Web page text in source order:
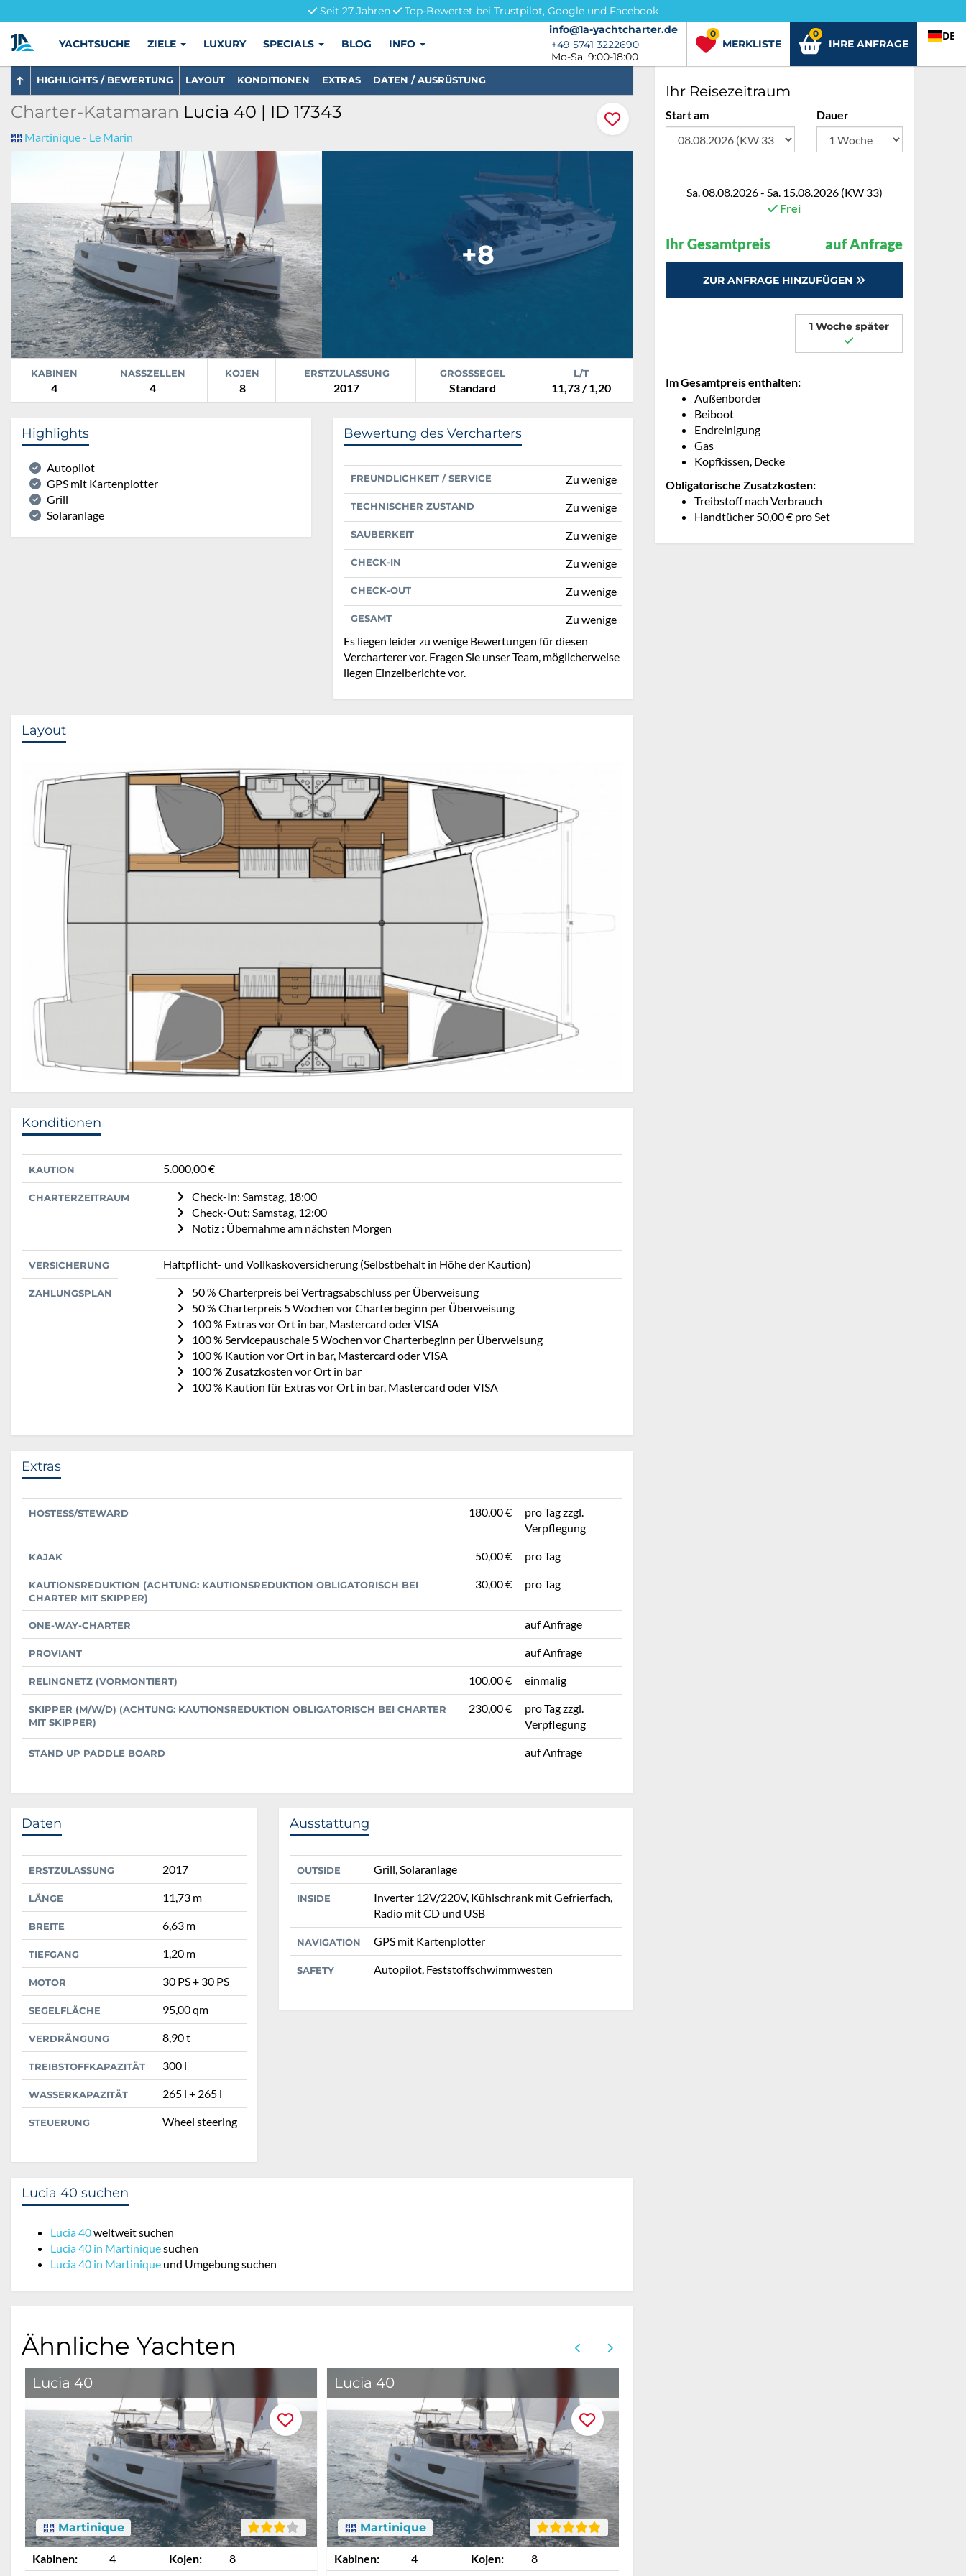
Seit 27 Jahren
Top-Bewertet bei Trustpilot, Google und Facebook
info@1a-yachtcharter.de
info@1a-yachtcharter.de
+49 5741 3222690
+49 5741 3222690
Mo-Sa, 9:00-18:00
MERKLISTE
0
IHRE ANFRAGE
0 DE
YACHTSUCHE ZIELE LUXURY SPECIALS BLOG INFO
HIGHLIGHTS / BEWERTUNG LAYOUT KONDITIONEN EXTRAS DATEN / AUSRÜSTUNG
Charter-Katamaran Lucia 40 | ID 17343
Martinique - Le Marin
+8
KABINEN
4
NASSZELLEN
4
KOJEN
8
ERSTZULASSUNG
2017
GROSSSEGEL
Standard
L/T
11,73 / 1,20
Highlights
Autopilot
GPS mit Kartenplotter
Grill
Solaranlage
Bewertung des Vercharters
FREUNDLICHKEIT / SERVICE Zu wenige
TECHNISCHER ZUSTAND Zu wenige
SAUBERKEIT Zu wenige
CHECK-IN Zu wenige
CHECK-OUT Zu wenige
GESAMT
Zu wenige
Es liegen leider zu wenige Bewertungen für diesen
Vercharterer vor. Fragen Sie unser Team, möglicherweise
liegen Einzelberichte vor.
Layout
Konditionen
KAUTION 5.000,00 €
CHARTERZEITRAUM
Check-In: Samstag, 18:00
Check-Out: Samstag, 12:00
Notiz : Übernahme am nächsten Morgen
VERSICHERUNG Haftpflicht- und Vollkaskoversicherung (Selbstbehalt in Höhe der Kaution)
ZAHLUNGSPLAN
50 % Charterpreis bei Vertragsabschluss per Überweisung
50 % Charterpreis 5 Wochen vor Charterbeginn per Überweisung
100 % Extras vor Ort in bar, Mastercard oder VISA
100 % Servicepauschale 5 Wochen vor Charterbeginn per Überweisung
100 % Kaution vor Ort in bar, Mastercard oder VISA
100 % Zusatzkosten vor Ort in bar
100 % Kaution für Extras vor Ort in bar, Mastercard oder VISA
Extras
HOSTESS/STEWARD 180,00 €
pro Tag zzgl.
Verpflegung
KAJAK 50,00 € pro Tag
KAUTIONSREDUKTION (ACHTUNG: KAUTIONSREDUKTION OBLIGATORISCH BEI
CHARTER MIT SKIPPER)
30,00 € pro Tag
ONE-WAY-CHARTER auf Anfrage
PROVIANT auf Anfrage
RELINGNETZ (VORMONTIERT) 100,00 € einmalig
SKIPPER (M/W/D) (ACHTUNG: KAUTIONSREDUKTION OBLIGATORISCH BEI CHARTER
MIT SKIPPER)
230,00 €
pro Tag zzgl.
Verpflegung
STAND UP PADDLE BOARD auf Anfrage
Daten
ERSTZULASSUNG 2017
LÄNGE 11,73 m
BREITE 6,63 m
TIEFGANG 1,20 m
MOTOR 30 PS + 30 PS
SEGELFLÄCHE 95,00 qm
VERDRÄNGUNG 8,90 t
TREIBSTOFFKAPAZITÄT 300 l
WASSERKAPAZITÄT 265 l + 265 l
STEUERUNG Wheel steering
Ausstattung
OUTSIDE Grill, Solaranlage
INSIDE
Inverter 12V/220V, Kühlschrank mit Gefrierfach,
Radio mit CD und USB
NAVIGATION GPS mit Kartenplotter
SAFETY Autopilot, Feststoffschwimmwesten
Lucia 40 suchen
Lucia 40weltweit suchen
Lucia 40 in Martiniquesuchen
Lucia 40 in Martinique und Umgebung suchen
Ähnliche Yachten
Lucia 40
Martinique
Kabinen: 4 Kojen:
8
Lucia 40
Martinique
Kabinen: 4 Kojen:
8
Ihr Reisezeitraum
Start am Dauer
Sa. 08.08.2026 - Sa. 15.08.2026 (KW 33)
Frei
Ihr Gesamtpreis auf Anfrage
ZUR ANFRAGE HINZUFÜGEN
1 Woche später
Im Gesamtpreis enthalten:
Außenborder
Beiboot
Endreinigung
Gas
Kopfkissen, Decke
Obligatorische Zusatzkosten:
Treibstoff nach Verbrauch
Handtücher 50,00 € pro Set